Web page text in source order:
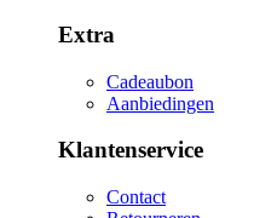
Extra
Cadeaubon
Aanbiedingen
Klantenservice
Contact